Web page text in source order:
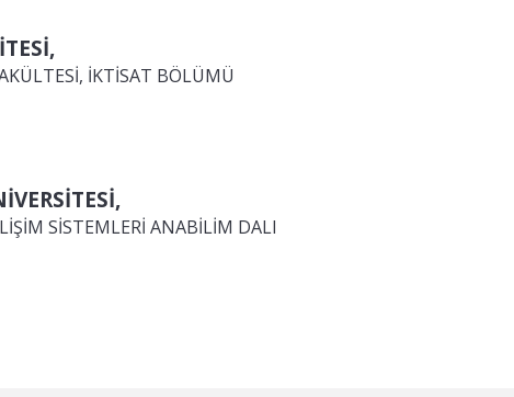
İKTİSAT BÖLÜMÜ
SİSTEMLERİ ANABİLİM DALI